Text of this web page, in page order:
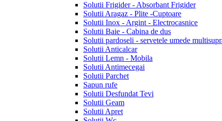
Solutii Frigider - Absorbant Frigider
Solutii Aragaz - Plite -Cuptoare
Solutii Inox - Argint - Electrocasnice
Solutii Baie - Cabina de dus
Solutii pardoseli - servetele umede
Solutii Anticalcar
Solutii Lemn - Mobila
Solutii Antimecegai
Solutii Parchet
Sapun rufe
Solutii Desfundat Tevi
Solutii Geam
Solutii Apret